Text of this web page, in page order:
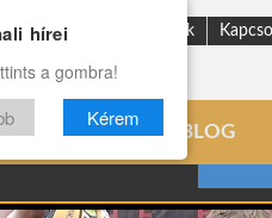
Archívum Rólunk
VILÁG BLOG
hírei
a gombra!
Kérem